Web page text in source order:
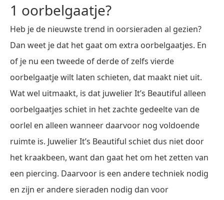
1 oorbelgaatje?
Heb je de nieuwste trend in oorsieraden al gezien?
Dan weet je dat het gaat om extra oorbelgaatjes. En
of je nu een tweede of derde of zelfs vierde
oorbelgaatje wilt laten schieten, dat maakt niet uit.
Wat wel uitmaakt, is dat juwelier It’s Beautiful alleen
oorbelgaatjes schiet in het zachte gedeelte van de
oorlel en alleen wanneer daarvoor nog voldoende
ruimte is. Juwelier It’s Beautiful schiet dus niet door
het kraakbeen, want dan gaat het om het zetten van
een piercing. Daarvoor is een andere techniek nodig
en zijn er andere sieraden nodig dan voor